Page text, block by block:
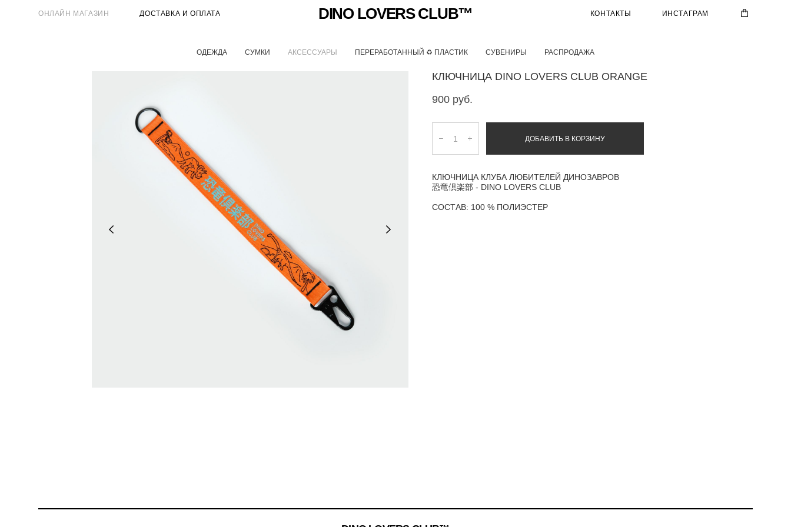
ОНЛАЙН МАГАЗИН ДОСТАВКА И ОПЛАТА DINO LOVERS CLUB™ КОНТАКТЫ ИНСТАГРАМ
ОДЕЖДА СУМКИ АКСЕССУАРЫ ПЕРЕРАБОТАННЫЙ ♻ ПЛАСТИК СУВЕНИРЫ РАСПРОДАЖА
КЛЮЧНИЦА DINO LOVERS CLUB ORANGE
900 pуб.
ДОБАВИТЬ В КОРЗИНУ
КЛЮЧНИЦА КЛУБА ЛЮБИТЕЛЕЙ ДИНОЗАВРОВ
恐竜倶楽部 - DINO LOVERS CLUB
СОСТАВ: 100 % ПОЛИЭСТЕР